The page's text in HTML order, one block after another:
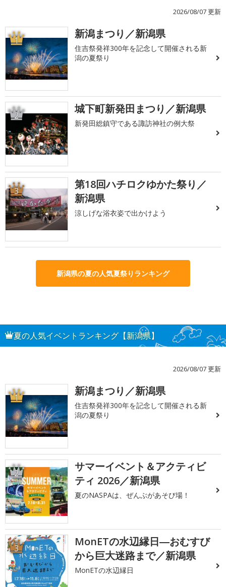
2026/08/07 更新
1 新潟まつり／新潟県
住吉祭発祥300年を記念して開催される新
潟の夏祭り
2 城下町新発田まつり／新潟県
新発田総鎮守である諏訪神社の例大祭
3
第18回ハチロクゆかた祭り／
新潟県
涼しげな浴衣姿で出かけよう
新潟県の夏の人気夏祭りランキング
夏の人気イベントランキング【新潟県】
2026/08/07 更新
1 新潟まつり／新潟県
住吉祭発祥300年を記念して開催される新
潟の夏祭り
2
サマーイベント＆アクティビ
ティ 2026／新潟県
夏のNASPAは、ぜんぶがあそび場！
3
MonETの水辺縁日―おむすび
から巨大迷路まで／新潟県
MonETの水辺縁日